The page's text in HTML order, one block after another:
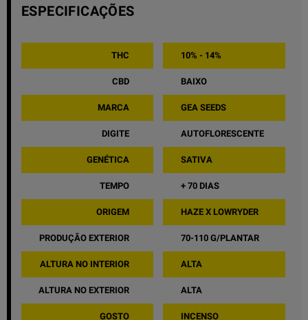
ESPECIFICAÇÕES
THC 10% - 14%
CBD BAIXO
MARCA GEA SEEDS
DIGITE AUTOFLORESCENTE
GENÉTICA SATIVA
TEMPO + 70 DIAS
ORIGEM HAZE X LOWRYDER
PRODUÇÃO EXTERIOR 70-110 G/PLANTAR
ALTURA NO INTERIOR ALTA
ALTURA NO EXTERIOR ALTA
GOSTO INCENSO